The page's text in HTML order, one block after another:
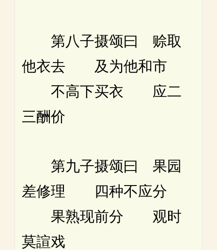
第八子摄颂曰 赊取
他衣去 及为他和市
不高下买衣 应二
三酬价
第九子摄颂曰 果园
差修理 四种不应分
果熟现前分 观时
莫諠戏